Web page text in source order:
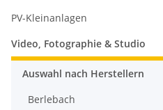
PV-Kleinanlagen
Video, Fotographie & Studio
Auswahl nach Herstellern
Berlebach